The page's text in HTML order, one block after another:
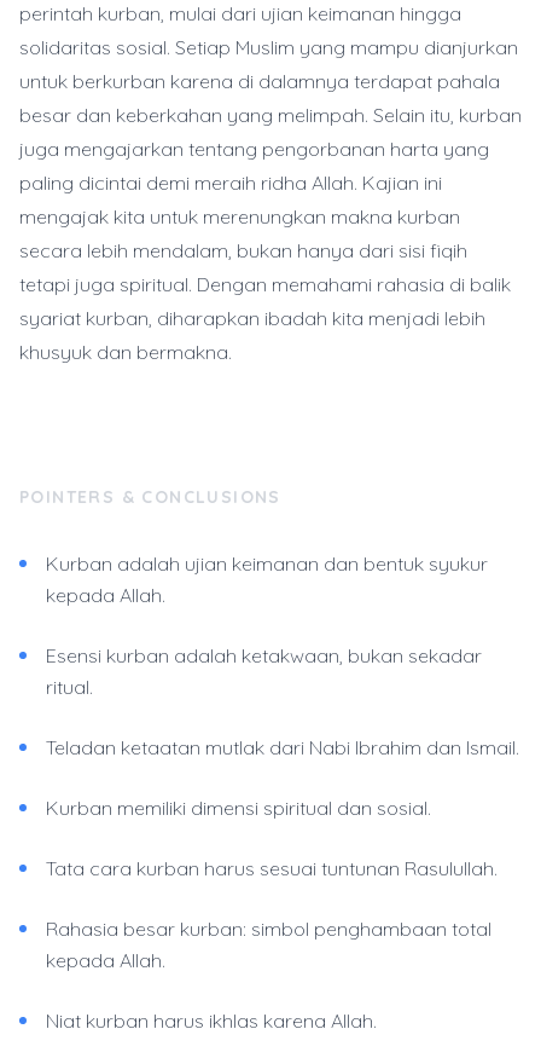
perintah kurban, mulai dari ujian keimanan hingga
solidaritas sosial. Setiap Muslim yang mampu dianjurkan
untuk berkurban karena di dalamnya terdapat pahala
besar dan keberkahan yang melimpah. Selain itu, kurban
juga mengajarkan tentang pengorbanan harta yang
paling dicintai demi meraih ridha Allah. Kajian ini
mengajak kita untuk merenungkan makna kurban
secara lebih mendalam, bukan hanya dari sisi fiqih
tetapi juga spiritual. Dengan memahami rahasia di balik
syariat kurban, diharapkan ibadah kita menjadi lebih
khusyuk dan bermakna.
POINTERS & CONCLUSIONS
Kurban adalah ujian keimanan dan bentuk syukur
kepada Allah.
Esensi kurban adalah ketakwaan, bukan sekadar
ritual.
Teladan ketaatan mutlak dari Nabi Ibrahim dan Ismail.
Kurban memiliki dimensi spiritual dan sosial.
Tata cara kurban harus sesuai tuntunan Rasulullah.
Rahasia besar kurban: simbol penghambaan total
kepada Allah.
Niat kurban harus ikhlas karena Allah.